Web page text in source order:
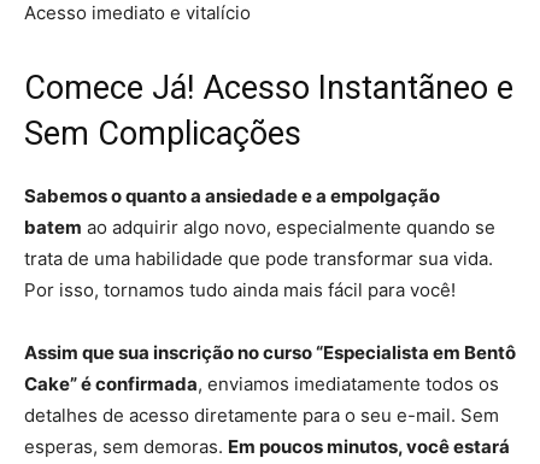
Acesso imediato e vitalício
Comece Já! Acesso Instantãneo e
Sem Complicações
Sabemos o quanto a ansiedade e a empolgação
batem ao adquirir algo novo, especialmente quando se
trata de uma habilidade que pode transformar sua vida.
Por isso, tornamos tudo ainda mais fácil para você!
Assim que sua inscrição no curso “Especialista em Bentô
Cake” é confirmada, enviamos imediatamente todos os
detalhes de acesso diretamente para o seu e-mail. Sem
esperas, sem demoras. Em poucos minutos, você estará